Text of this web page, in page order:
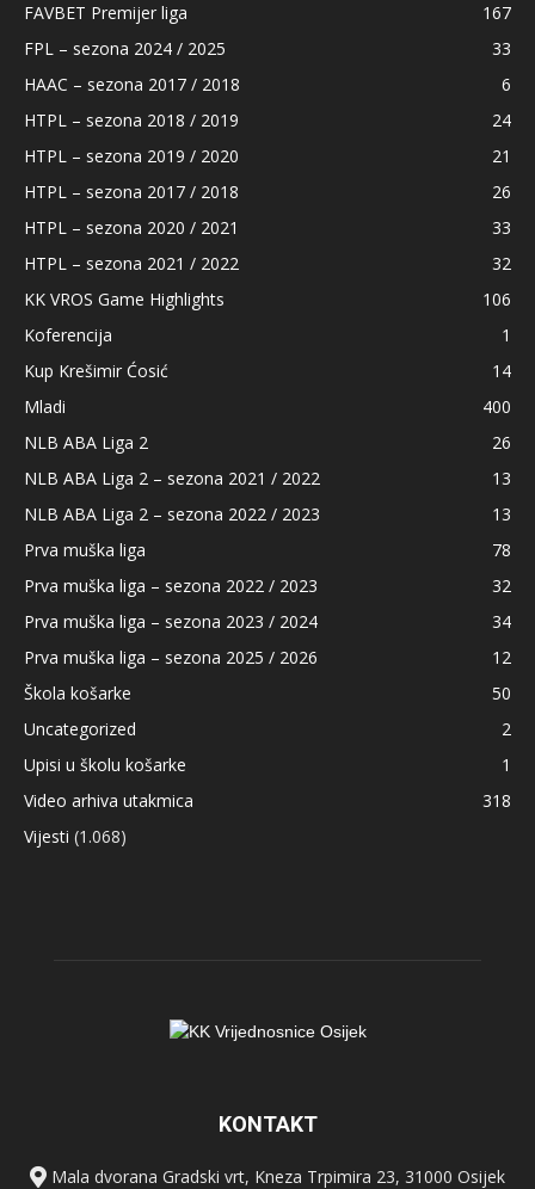
FAVBET Premijer liga
167
FPL – sezona 2024 / 2025
33
HAAC – sezona 2017 / 2018
6
HTPL – sezona 2018 / 2019
24
HTPL – sezona 2019 / 2020
21
HTPL – sezona 2017 / 2018
26
HTPL – sezona 2020 / 2021
33
HTPL – sezona 2021 / 2022
32
KK VROS Game Highlights
106
Koferencija
1
Kup Krešimir Ćosić
14
Mladi
400
NLB ABA Liga 2
26
NLB ABA Liga 2 – sezona 2021 / 2022
13
NLB ABA Liga 2 – sezona 2022 / 2023
13
Prva muška liga
78
Prva muška liga – sezona 2022 / 2023
32
Prva muška liga – sezona 2023 / 2024
34
Prva muška liga – sezona 2025 / 2026
12
Škola košarke
50
Uncategorized
2
Upisi u školu košarke
1
Video arhiva utakmica
318
Vijesti (1.068)
KONTAKT
Mala dvorana Gradski vrt, Kneza Trpimira 23, 31000 Osijek